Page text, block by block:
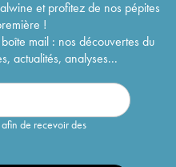
et profitez de nos pépites
!
mail : nos découvertes du
actualités, analyses...
de recevoir des